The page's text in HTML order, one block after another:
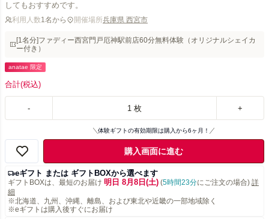
してもおすすめです。
利用人数1名から 開催場所兵庫県 西宮市
[1名分]ファディー西宮門戸厄神駅前店60分無料体験（オリジナルシェイカ
ー付き）
anatae 限定
合計(税込)
- 1 枚 +
体験ギフトの有効期限は購入から6ヶ月！
購入画面に進む
eギフト または ギフトBOXから選べます
ギフトBOXは、最短のお届け 明日 8月8日(土) (5時間23分にご注文の場合) 詳
細
※北海道、九州、沖縄、離島、および東北や近畿の一部地域除く
※eギフトは購入後すぐにお届け